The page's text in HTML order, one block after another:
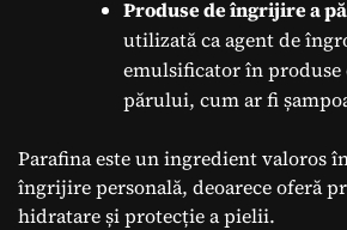
Produse de îngrijire a
utilizată ca agent de
emulsificator în
părului, cum ar fi
Parafina este un ingredient valoros
îngrijire personală, deoarece oferă
hidratare și protecție a pielii.